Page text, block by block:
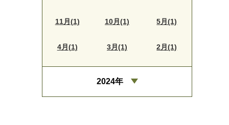
11月(1) 10月(1) 5月(1)
4月(1) 3月(1) 2月(1)
2024年